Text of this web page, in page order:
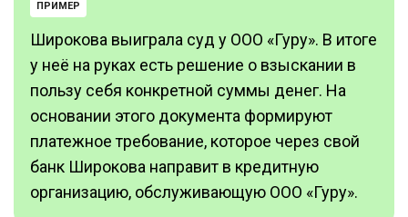
ПРИМЕР
Широкова выиграла суд у ООО «Гуру». В итоге
у неё на руках есть решение о взыскании в
пользу себя конкретной суммы денег. На
основании этого документа формируют
платежное требование, которое через свой
банк Широкова направит в кредитную
организацию, обслуживающую ООО «Гуру».